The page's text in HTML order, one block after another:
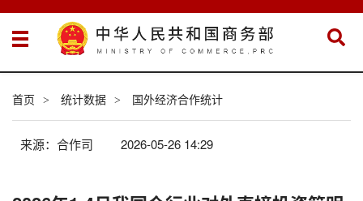
首页 > 统计数据 > 国外经济合作统计
来源：合作司 2026-05-26 14:29